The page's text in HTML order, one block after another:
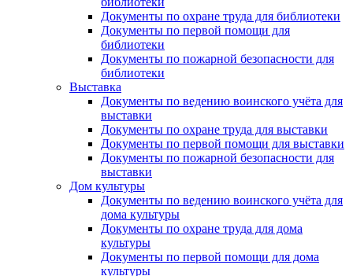
Документы по охране труда для библиотеки
Документы по первой помощи для
библиотеки
Документы по пожарной безопасности для
библиотеки
Выставка
Документы по ведению воинского учёта для
выставки
Документы по охране труда для выставки
Документы по первой помощи для выставки
Документы по пожарной безопасности для
выставки
Дом культуры
Документы по ведению воинского учёта для
дома культуры
Документы по охране труда для дома
культуры
Документы по первой помощи для дома
культуры